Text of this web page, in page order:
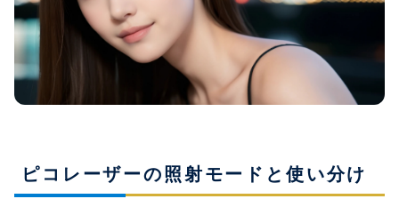
ピコレーザーの照射モードと使い分け